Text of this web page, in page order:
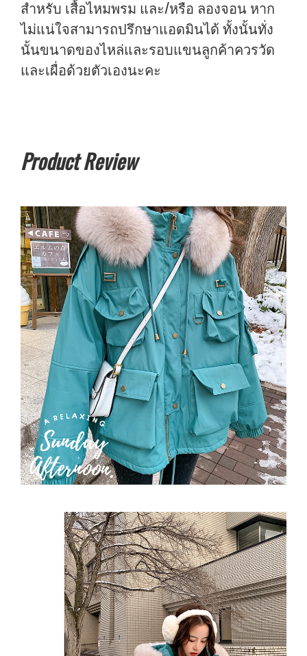
สำหรับ เสื้อไหมพรม และ/หรือ ลองจอน หาก
ไม่แน่ใจสามารถปรึกษาแอดมินได้ ทั้งนั้นทั่ง
นั้นขนาดของไหล่และรอบแขนลูกค้าควรวัด
และเผื่อด้วยตัวเองนะคะ
Product Review